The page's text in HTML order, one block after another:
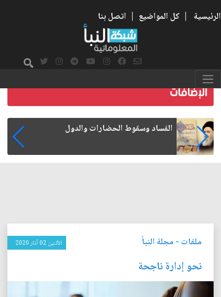
الرئيسية | كل المواضيع | اتصل بنا
رواتب الموظفين على صفيح ساخن
ملفات - مجلة النبأ الأثنين 02 آذار 2020
نحو إدارة ناجحة